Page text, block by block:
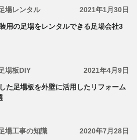
場レンタル 2021年1月30日
用の足場をレンタルできる足場会社3
場板DIY 2021年4月9日
た足場板を外壁に活用したリフォーム
場工事の知識 2020年7月28日